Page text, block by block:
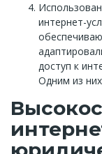
интернет-
доступ к
Одним из